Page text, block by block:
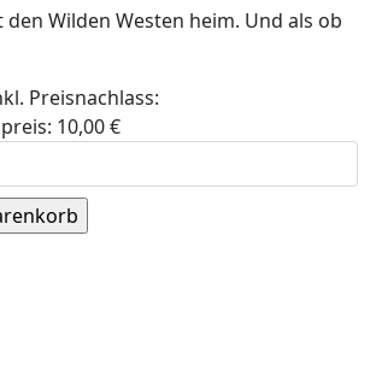
den Wilden Westen heim. Und als ob
Preisnachlass:
10,00 €